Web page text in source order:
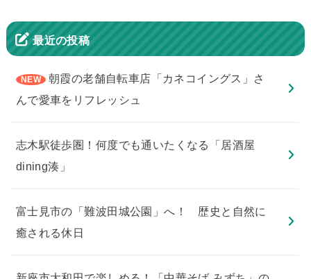
最近の投稿
朝霞の老舗自転車店「カネコイングス」さ
んで愛車をリフレッシュ
志木駅徒歩圏！何度でも通いたくなる「居酒屋
dining湊」
​富士見市の「難波田城公園」へ！ 歴史と自然に
癒される休日